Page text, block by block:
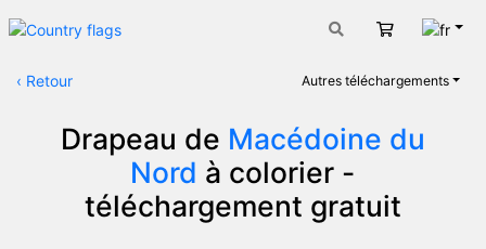
Panier
‹ Retour Autres téléchargements
Drapeau de Macédoine du
Nord à colorier -
téléchargement gratuit